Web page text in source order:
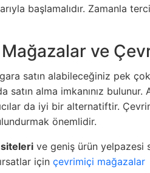
başlamalıdır. Zamanla
Mağazalar ve
satın alabileceğiniz pek
satın alma imkanınız
da iyi bir alternatiftir.
önemlidir.
siteleri ve geniş ürün yelpazesi
için çevrimiçi mağazalar